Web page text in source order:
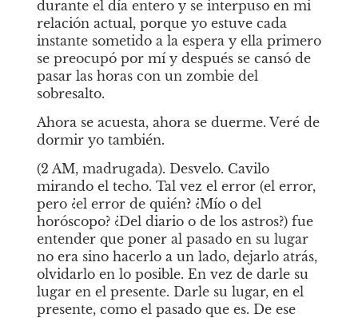
durante el día entero y se interpuso en mi
relación actual, porque yo estuve cada
instante sometido a la espera y ella primero
se preocupó por mí y después se cansó de
pasar las horas con un zombie del
sobresalto.
Ahora se acuesta, ahora se duerme. Veré de
dormir yo también.
(2 AM, madrugada). Desvelo. Cavilo
mirando el techo. Tal vez el error (el error,
pero ¿el error de quién? ¿Mío o del
horóscopo? ¿Del diario o de los astros?) fue
entender que poner al pasado en su lugar
no era sino hacerlo a un lado, dejarlo atrás,
olvidarlo en lo posible. En vez de darle su
lugar en el presente. Darle su lugar, en el
presente, como el pasado que es. De ese